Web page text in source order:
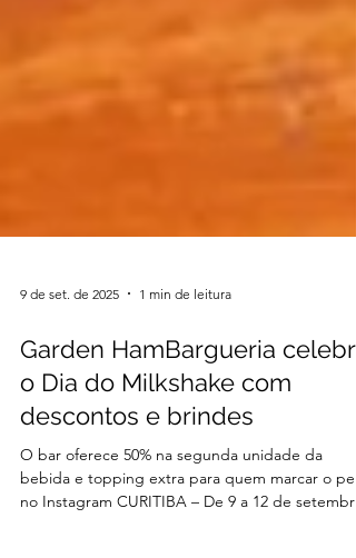
9 de set. de 2025 1 min de leitura
Garden HamBargueria celebra
o Dia do Milkshake com
descontos e brindes
O bar oferece 50% na segunda unidade da